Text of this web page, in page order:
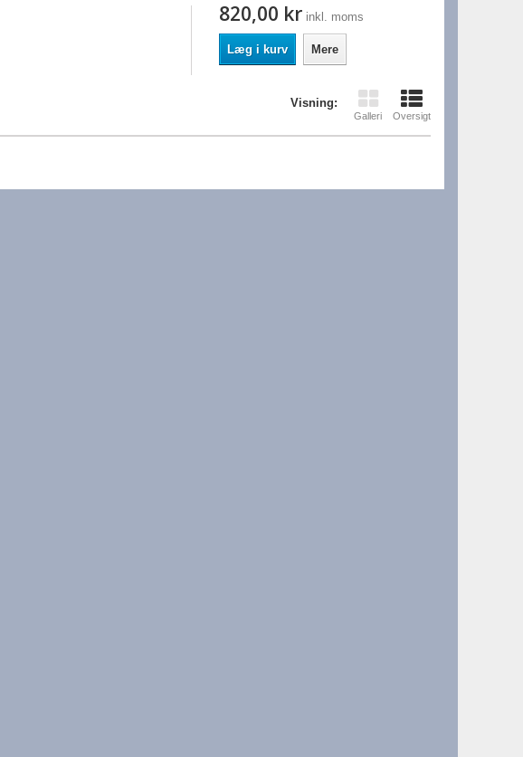
820,00 kr inkl. moms
Læg i kurv Mere
Visning:
Galleri Oversigt